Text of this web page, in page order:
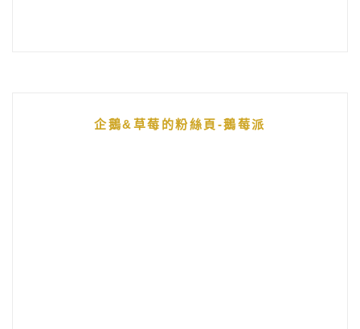
企鵝&草莓的粉絲頁-鵝莓派